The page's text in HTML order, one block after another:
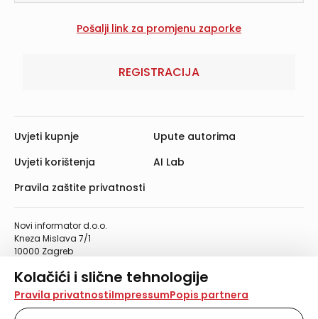
Kolačići i slične tehnologije
Na našoj web stranici koristimo kolačiće i slične
tehnologije za pohranu, čitanje i obradu informacija na
Pravila privatnostiImpressumPopis partnera
REGISTRACIJA
Novi informator d.o.o.
Kneza Mislava 7/1
10000 Zagreb
Telefaks: 01/4612-553
info@informator.hr
Uvjeti kupnje
Uvjeti korištenja
Pravila zaštite privatnosti
Upute autorima
AI Lab